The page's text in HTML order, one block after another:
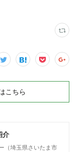
こちら
介
（埼玉県さいたま市